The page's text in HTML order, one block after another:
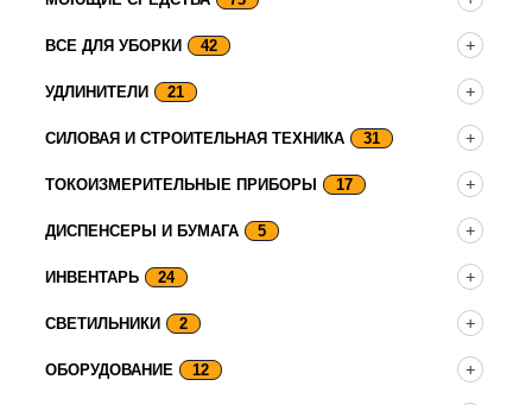
ВСЕ ДЛЯ УБОРКИ 42
УДЛИНИТЕЛИ 21
СИЛОВАЯ И СТРОИТЕЛЬНАЯ ТЕХНИКА 31
ТОКОИЗМЕРИТЕЛЬНЫЕ ПРИБОРЫ 17
ДИСПЕНСЕРЫ И БУМАГА 5
ИНВЕНТАРЬ 24
СВЕТИЛЬНИКИ 2
ОБОРУДОВАНИЕ 12